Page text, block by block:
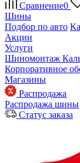
Сравнение0
Шины
Подбор по авто
Акции
Услуги
Шиномонтаж
Корпоративное
Магазины
Распродажа
Распродажа шины
Статус заказа